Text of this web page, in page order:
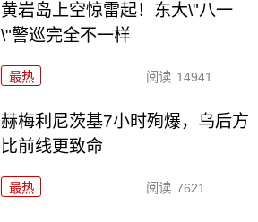
黄岩岛上空惊雷起！东大\"八一
\"警巡完全不一样
最热 阅读 14941
赫梅利尼茨基7小时殉爆，乌后方
比前线更致命
最热 阅读 7621